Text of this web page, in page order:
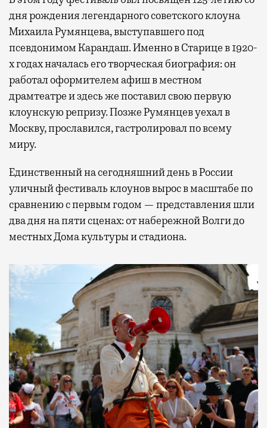
дня рождения легендарного советского клоуна
Михаила Румянцева, выступавшего под
псевдонимом Карандаш. Именно в Старице в 1920-
х годах началась его творческая биография: он
работал оформителем афиш в местном
драмтеатре и здесь же поставил свою первую
клоунскую репризу. Позже Румянцев уехал в
Москву, прославился, гастролировал по всему
миру.
Единственный на сегодняшний день в России
уличный фестиваль клоунов вырос в масштабе по
сравнению с первым годом — представления шли
два дня на пяти сценах: от набережной Волги до
местных Дома культуры и стадиона.